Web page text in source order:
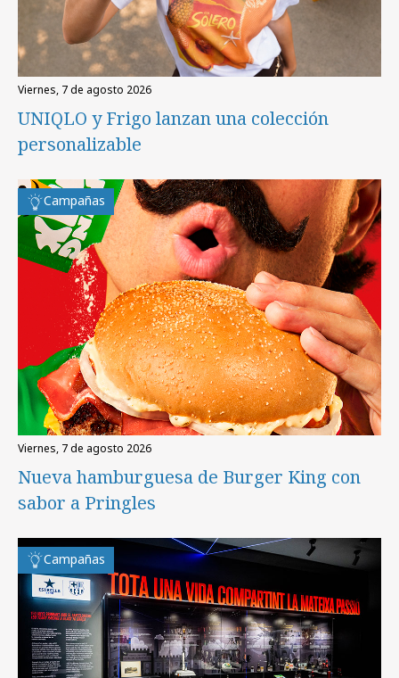
viernes, 7 de agosto 2026
UNIQLO y Frigo lanzan una colección
personalizable
Campañas
viernes, 7 de agosto 2026
Nueva hamburguesa de Burger King con
sabor a Pringles
Campañas